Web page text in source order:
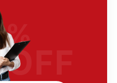
%
OFF